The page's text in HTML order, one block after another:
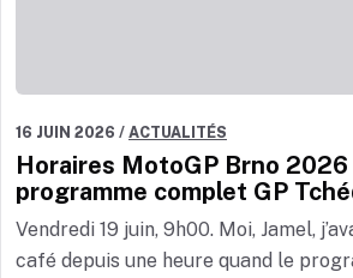
16 JUIN 2026 / ACTUALITÉS
Horaires MotoGP Brno 2026
programme complet GP
Vendredi 19 juin, 9h00. Moi, Jamel,
café depuis une heure quand le